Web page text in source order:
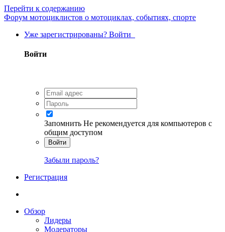
Перейти к содержанию
Форум мотоциклистов о мотоциклах, событиях, спорте
Уже зарегистрированы? Войти
Войти
Запомнить Не рекомендуется для компьютеров с
общим доступом
Войти
Забыли пароль?
Регистрация
Обзор
Лидеры
Модераторы